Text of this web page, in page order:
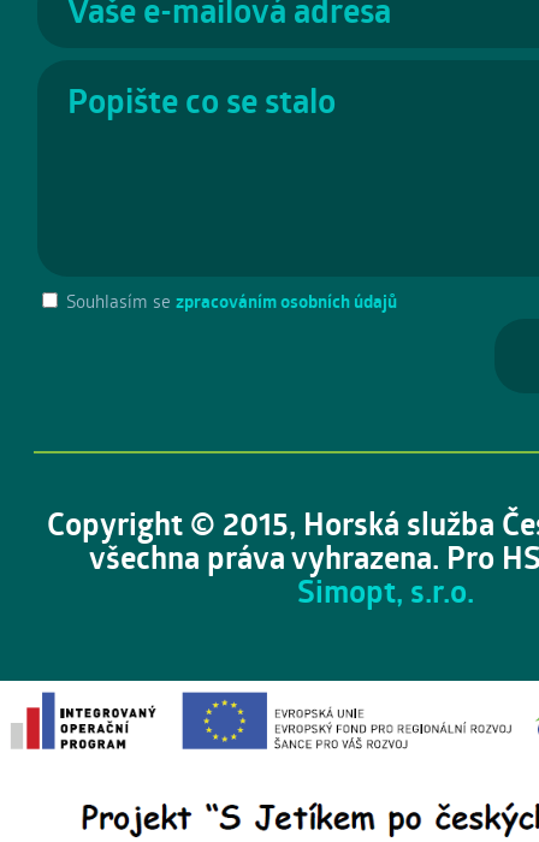
Souhlasím se zpracováním osobních údajů
Copyright © 2015, Horská služba
všechna práva vyhrazena. Pro
Simopt, s.r.o.